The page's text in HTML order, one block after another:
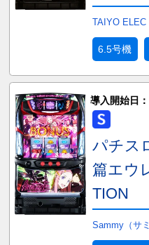
TAIYO ELEC
6.5号機
導入開始日：
パチス
篇エウ
TION
Sammy（サミ